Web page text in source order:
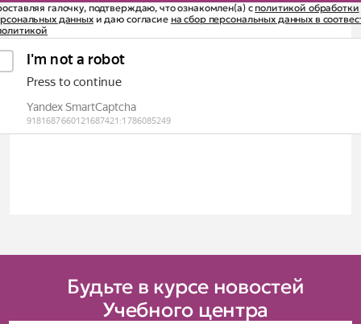
галочку, подтверждаю, что ознакомлен(а) с политикой обработки
данныхи даю согласие на сбор персональных данных в
Будьте в курсе новостей
Учебного центра